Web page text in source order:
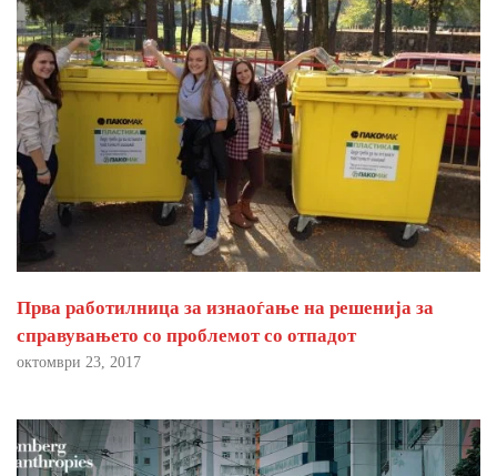
Прва работилница за изнаоѓање на решенија за
справувањето со проблемот со отпадот
октомври 23, 2017